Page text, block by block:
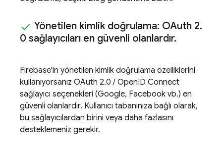
Yönetilen kimlik doğrulama: OAuth 2.
0 sağlayıcıları en güvenli olanlardır.
Firebase'in yönetilen kimlik doğrulama özelliklerini
kullanıyorsanız OAuth 2.0 / OpenID Connect
sağlayıcı seçenekleri (Google, Facebook vb.) en
güvenli olanlardır. Kullanıcı tabanınıza bağlı olarak,
bu sağlayıcılardan birini veya daha fazlasını
desteklemeniz gerekir.